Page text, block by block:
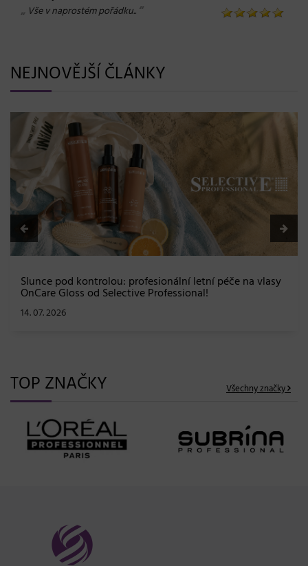
„ Vše v naprostém pořádku.. “
NEJNOVĚJŠÍ ČLÁNKY
péče na vlasy
BLONDME přichází s novou érou
a maximální péče bez kompromisů
08. 06. 2026
TOP ZNAČKY Všechny značky